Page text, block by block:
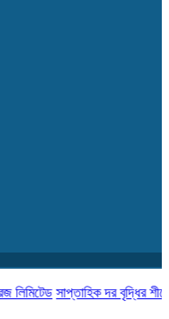
সাপ্তাহিক দর বৃদ্ধির শীর্ষে